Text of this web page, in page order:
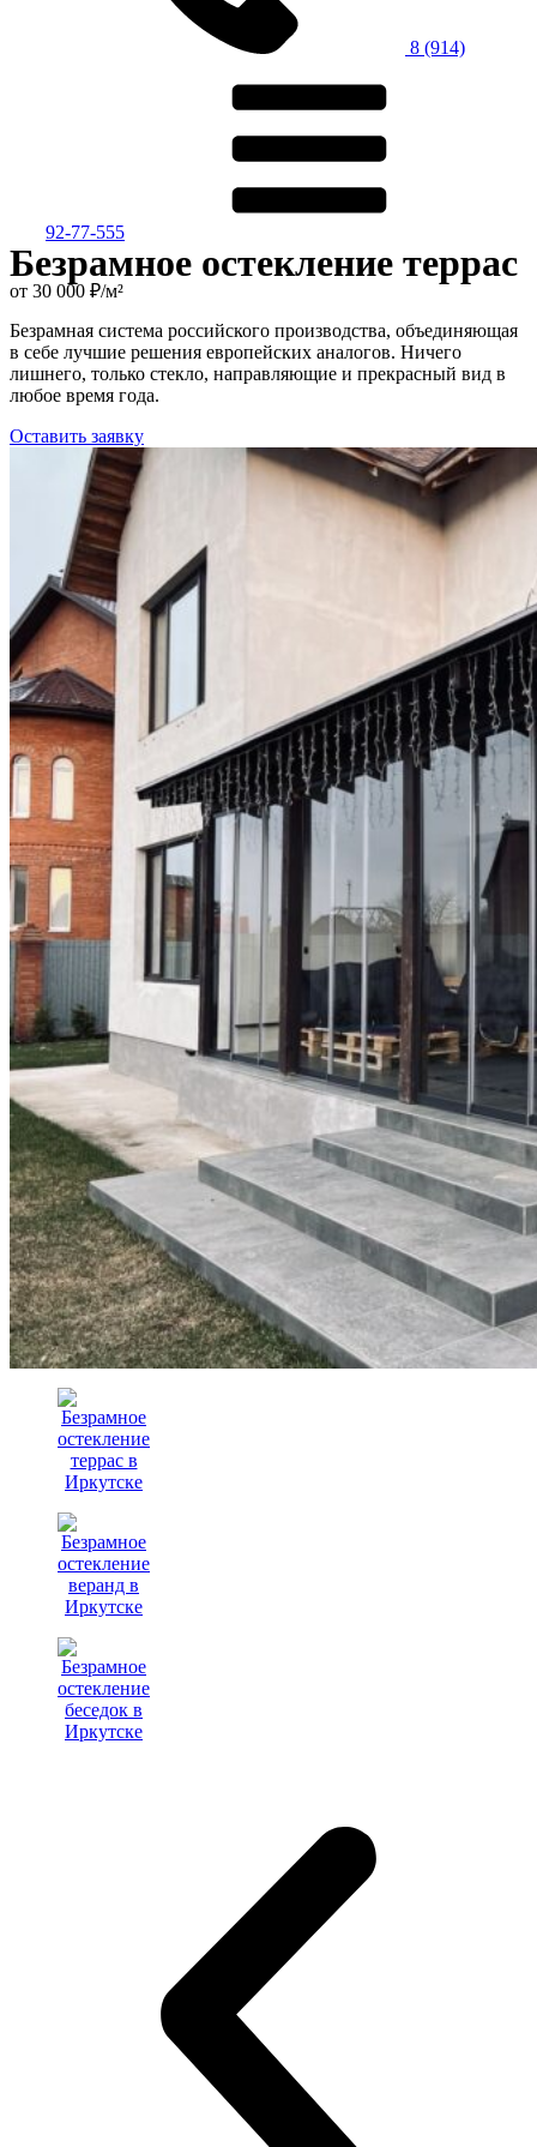
8 (914)
92-77-555
Безрамное остекление террас
от 30 000 ₽/м²
Безрамная система российского производства, объединяющая
в себе лучшие решения европейских аналогов. Ничего
лишнего, только стекло, направляющие и прекрасный вид в
любое время года.
Оставить заявку